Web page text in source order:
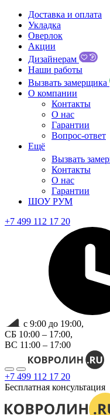
Доставка и оплата
Укладка
Оверлок
Акции
Дизайнерам
Наши работы
Вызвать замерщика
О компании
Контакты
О нас
Гарантии
Вопрос-ответ
Ещё
Вызвать
Контакты
О нас
Гарантии
ШОУ РУМ
+7 499 112 17 20
с 9:00 до 19:00,
СБ 10:00 – 17:00,
ВС 11:00 – 17:00
+7 499 112 17 20
Бесплатная консультация